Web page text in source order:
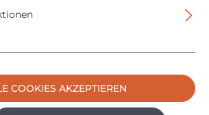
DEN WARENKORB
COOKIES AKZEPTIEREN